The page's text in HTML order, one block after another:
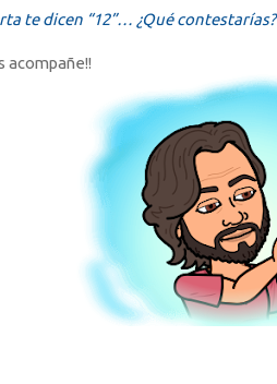
te dicen “12”… ¿Qué contestarías?
acompañe!!